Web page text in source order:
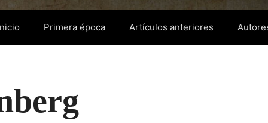
Primera época Artículos anteriores